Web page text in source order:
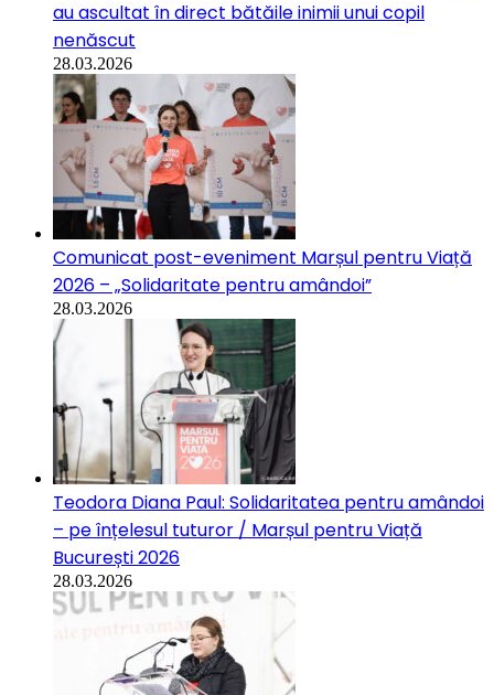
au ascultat în direct bătăile inimii unui copil
nenăscut
28.03.2026
Comunicat post-eveniment Marșul pentru Viață
2026 – „Solidaritate pentru amândoi”
28.03.2026
Teodora Diana Paul: Solidaritatea pentru amândoi
– pe înțelesul tuturor / Marșul pentru Viață
București 2026
28.03.2026